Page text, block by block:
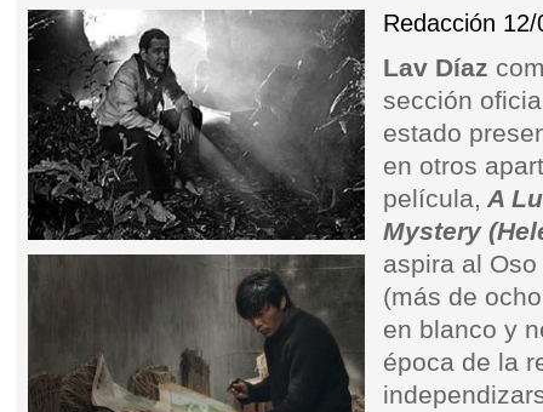
Redacción 12/
Lav Díaz
sección
estado
en otros
película, A
Mystery
aspira al
(más de
en blanco y
época de la